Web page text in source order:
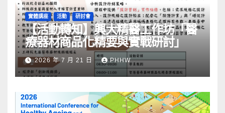
實體講座 活動 研討會
【活動轉知】興大精醫工作坊「醫
療器材商品化精要與實戰研討」
2026 年 7 月 21 日 PHHW